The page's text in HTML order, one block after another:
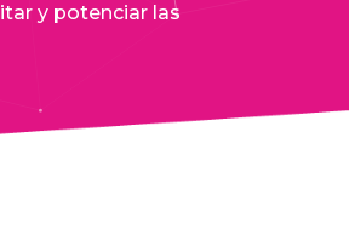
y potenciar las